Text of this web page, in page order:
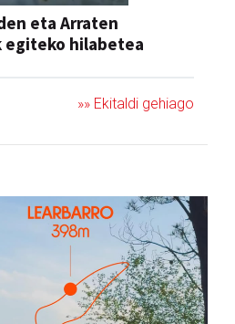
eta Arraten
egiteko hilabetea
»» Ekitaldi gehiago